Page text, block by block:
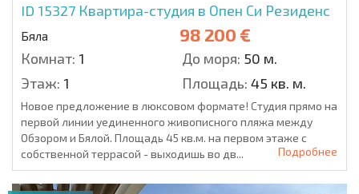
ID 15327 Квартира-студия в Опен Си Резиденс
Бяла 98 200 €
Комнат: 1 До моря: 50 м.
Этаж: 1 Площадь: 45 кв. м.
Новое предложение в люксовом формате! Студия прямо на
первой линии уединенного живописного пляжа между
Обзором и Бялой. Площадь 45 кв.м. на первом этаже с
собственной террасой - выходишь во дв...
Подробнее